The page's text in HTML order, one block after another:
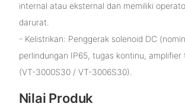
internal atau eksternal dan memiliki
darurat.
- Kelistrikan: Penggerak solenoid DC
perlindungan IP65, tugas kontinu,
(VT-3000S30 / VT-3006S30).
Nilai Produk